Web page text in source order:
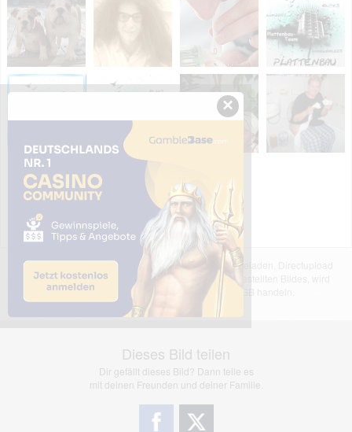
Das dargestellte Bild wurde von einem Nutzer hochgeladen. Directupload
übernimmt keinerlei Haftung für den Inhalt des dargestellten Bildes, wird
jedoch bei Verstößen nach §2(3) unserer AGB handeln.
Dieses Bild teilen
Dir gefällt dieses Bild? Dann teile es
mit deinen Freunden und deiner Familie.
×